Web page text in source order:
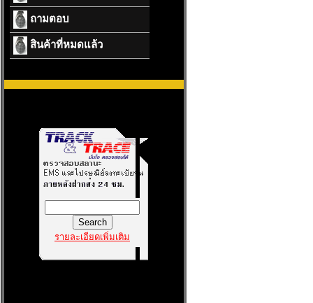
ถามตอบ
สินค้าที่หมดแล้ว
รายละเอียดเพิ่มเติม